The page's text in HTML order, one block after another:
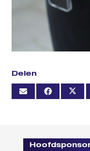
Delen